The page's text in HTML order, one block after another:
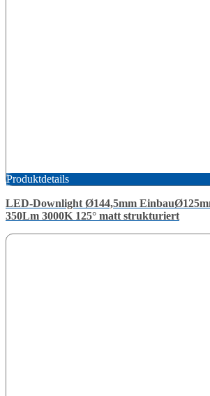
Produktdetails
LED-Downlight Ø144,5mm
350Lm 3000K 125° matt strukturiert